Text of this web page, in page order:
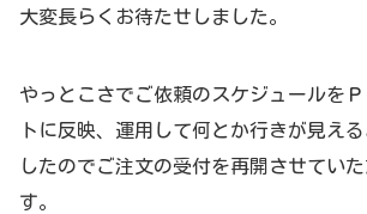
大変長らくお待たせしました。
やっとこさでご依頼のスケジュールを
トに反映、運用して何とか行きが見え
したのでご注文の受付を再開させてい
す。